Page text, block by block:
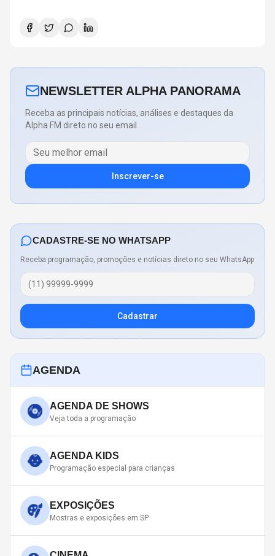
NEWSLETTER ALPHA PANORAMA
Receba as principais notícias, análises e destaques da
Alpha FM direto no seu email.
Inscrever-se
CADASTRE-SE NO WHATSAPP
Receba programação, promoções e notícias direto no seu WhatsApp
Cadastrar
AGENDA
AGENDA DE SHOWS
Veja toda a programação
AGENDA KIDS
Programação especial para crianças
EXPOSIÇÕES
Mostras e exposições em SP